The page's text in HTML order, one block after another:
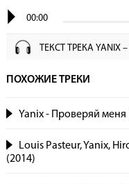
00:00
ТЕКСТ ТРЕКА YANIX
ПОХОЖИЕ ТРЕКИ
Yanix - Проверяй меня
Louis Pasteur, Yanix,
(2014)